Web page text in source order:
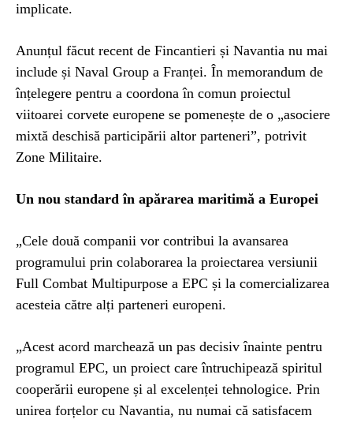
implicate.
Anunțul făcut recent de Fincantieri și Navantia nu mai
include și Naval Group a Franței. În memorandum de
înțelegere pentru a coordona în comun proiectul
viitoarei corvete europene se pomenește de o „asociere
mixtă deschisă participării altor parteneri”, potrivit
Zone Militaire.
Un nou standard în apărarea maritimă a Europei
„Cele două companii vor contribui la avansarea
programului prin colaborarea la proiectarea versiunii
Full Combat Multipurpose a EPC și la comercializarea
acesteia către alți parteneri europeni.
„Acest acord marchează un pas decisiv înainte pentru
programul EPC, un proiect care întruchipează spiritul
cooperării europene și al excelenței tehnologice. Prin
unirea forțelor cu Navantia, nu numai că satisfacem